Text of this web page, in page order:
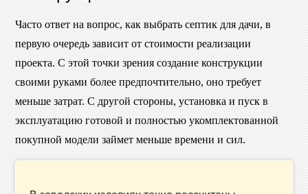
Часто ответ на вопрос, как выбрать септик для дачи, в
первую очередь зависит от стоимости реализации
проекта. С этой точки зрения создание конструкции
своими руками более предпочтительно, оно требует
меньше затрат. С другой стороны, установка и пуск в
эксплуатацию готовой и полностью укомплектованной
покупной модели займет меньше времени и сил.